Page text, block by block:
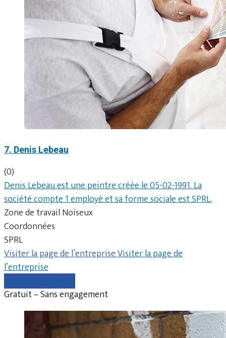
7. Denis Lebeau
(0)
Denis Lebeau est une peintre créée le 05-02-1991. La
société compte 1 employé et sa forme sociale est SPRL.
Zone de travail Noiseux
Coordonnées
SPRL
Visiter la page de l’entrepriseVisiter la page de
l’entreprise
Comparer les devis
Gratuit – Sans engagement